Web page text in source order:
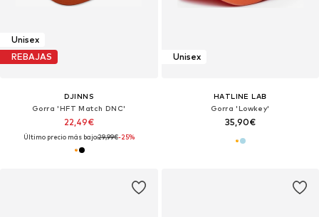
Unisex
REBAJAS
DJINNS
Gorra 'HFT Match DNC'
22,49€
Último precio más bajo:29,99€-25%
Unisex
HATLINE LAB
Gorra 'Lowkey'
35,90€